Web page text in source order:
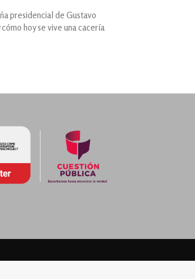
presidencial de Gustavo
hoy se vive una cacería